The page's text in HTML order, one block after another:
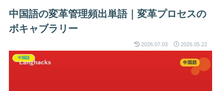
中国語の変革管理頻出単語｜変革プロセスの
ボキャブラリー
2026.07.03 2026.05.22
中国語